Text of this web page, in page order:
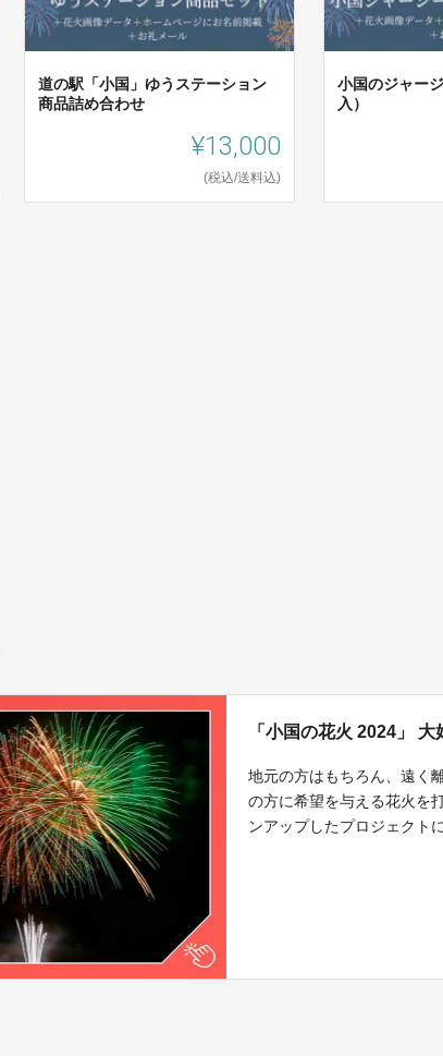
道の駅「小国」ゆうステーション
商品詰め合わせ
¥13,000
(税込/送料込)
小国のジャー
入）
「小国の花火 2024」
地元の方はもちろん、遠く
の方に希望を与える花火を
ンアップしたプロジェクト